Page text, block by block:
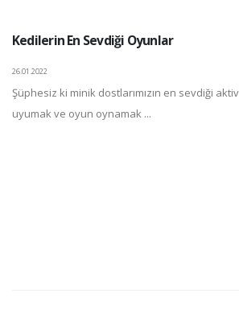
Kedilerin En Sevdiği Oyunlar
26.01.2022
Şüphesiz ki minik dostlarımızın en sevdiği
uyumak ve oyun oynamak ...